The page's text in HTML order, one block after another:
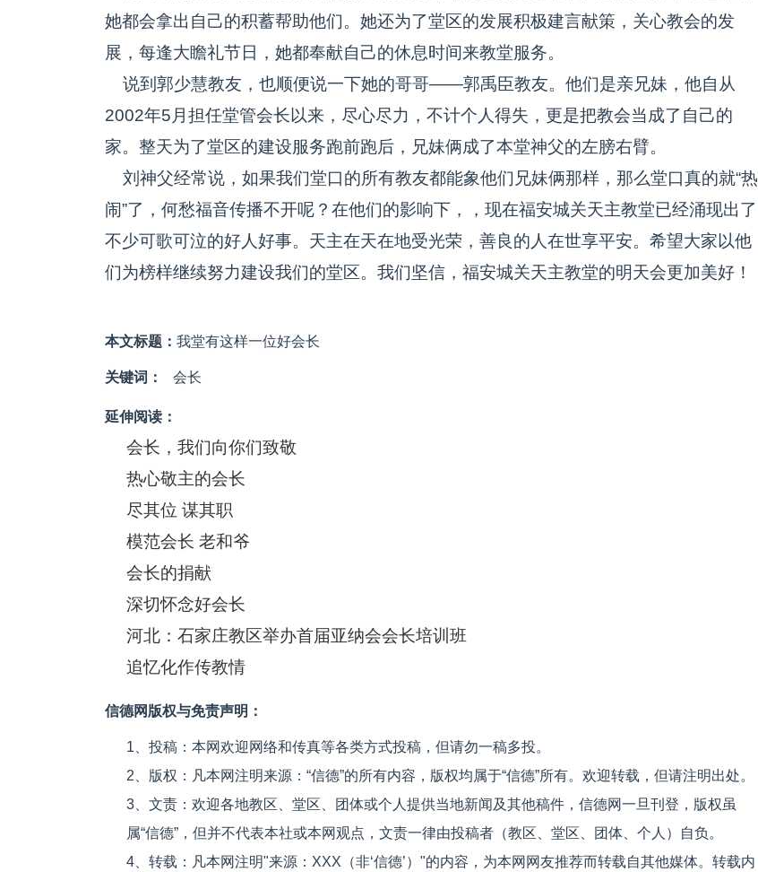
她都会拿出自己的积蓄帮助他们。她还为了堂区的发展积极建言献策，关心教会的发
展，每逢大瞻礼节日，她都奉献自己的休息时间来教堂服务。
说到郭少慧教友，也顺便说一下她的哥哥——郭禹臣教友。他们是亲兄妹，他自从
2002年5月担任堂管会长以来，尽心尽力，不计个人得失，更是把教会当成了自己的
家。整天为了堂区的建设服务跑前跑后，兄妹俩成了本堂神父的左膀右臂。
刘神父经常说，如果我们堂口的所有教友都能象他们兄妹俩那样，那么堂口真的就“热
闹”了，何愁福音传播不开呢？在他们的影响下，，现在福安城关天主教堂已经涌现出了
不少可歌可泣的好人好事。天主在天在地受光荣，善良的人在世享平安。希望大家以他
们为榜样继续努力建设我们的堂区。我们坚信，福安城关天主教堂的明天会更加美好！
本文标题： 我堂有这样一位好会长
关键词： 会长
延伸阅读：
会长，我们向你们致敬
热心敬主的会长
尽其位 谋其职
模范会长 老和爷
会长的捐献
深切怀念好会长
河北：石家庄教区举办首届亚纳会会长培训班
追忆化作传教情
信德网版权与免责声明：
1、投稿：本网欢迎网络和传真等各类方式投稿，但请勿一稿多投。
2、版权：凡本网注明来源：“信德”的所有内容，版权均属于“信德”所有。欢迎转载，但请注明出处。
3、文责：欢迎各地教区、堂区、团体或个人提供当地新闻及其他稿件，信德网一旦刊登，版权虽
属“信德”，但并不代表本社或本网观点，文责一律由投稿者（教区、堂区、团体、个人）自负。
4、转载：凡本网注明"来源：XXX（非‘信德’）"的内容，为本网网友推荐而转载自其他媒体。转载内